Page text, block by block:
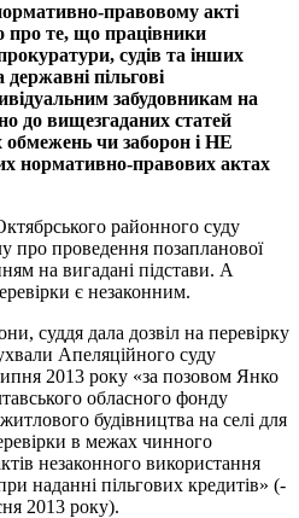
правовому акті
про те, що працівники
судів та інших
пільгові
забудовникам на
до вищезгаданих статей
обмежень чи заборон і НЕ
правових актах
районного суду
про проведення позапланової
на вигадані підстави. А
є незаконним.
суддя дала дозвіл на перевірку
Апеляційного суду
2013 року «за позовом Янко
обласного фонду
будівництва на селі для
в межах чинного
незаконного використання
наданні пільгових кредитів» (-
2013 року).